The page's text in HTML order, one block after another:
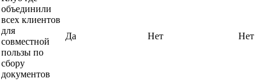
объединили
всех клиентов
для
совместной
пользы по
сбору
документов
Да Нет Нет